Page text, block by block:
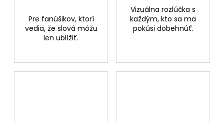
Pre fanúšikov, ktorí
vedia, že slová môžu
len ublížiť.
Vizuálna rozlúčka s
každým, kto sa ma
pokúsi dobehnúť.